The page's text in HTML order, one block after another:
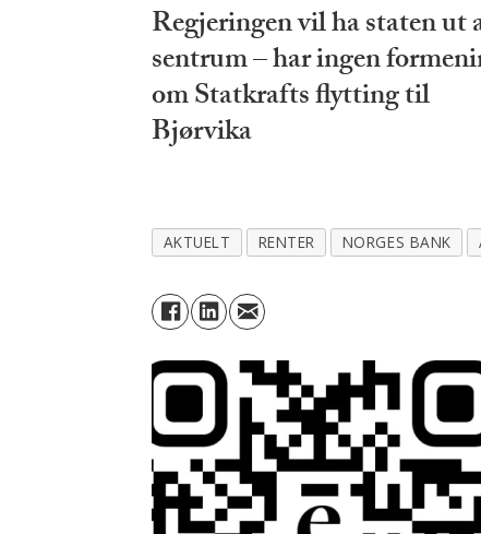
Regjeringen vil ha staten ut
sentrum – har ingen
om Statkrafts flytting til
Bjørvika
AKTUELT RENTER NORGES BANK